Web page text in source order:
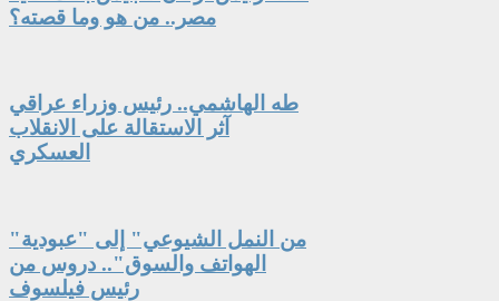
مصر.. من هو وما قصته؟
طه الهاشمي.. رئيس وزراء عراقي
آثر الاستقالة على الانقلاب
العسكري
"من النمل الشيوعي" إلى "عبودية
الهواتف والسوق".. دروس من
رئيس فيلسوف